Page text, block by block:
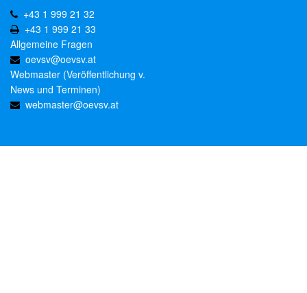
+43 1 999 21 32
+43 1 999 21 33
Allgemeine Fragen
oevsv@oevsv.at
Webmaster (Veröffentlichung v.
News und Terminen)
webmaster@oevsv.at